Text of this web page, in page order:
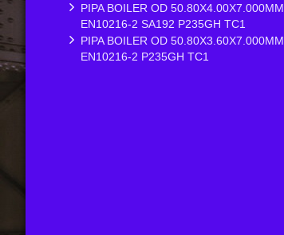
PIPA BOILER OD 50.80X4.00X7.000MM
EN10216-2 SA192 P235GH TC1
PIPA BOILER OD 50.80X3.60X7.000MM
EN10216-2 P235GH TC1